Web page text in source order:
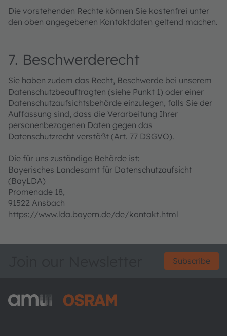
Die vorstehenden Rechte können Sie kostenfrei unter
den oben angegebenen Kontaktdaten geltend machen.
7. Beschwerderecht
Sie haben zudem das Recht, Beschwerde bei unserem
Datenschutzbeauftragten (siehe Punkt 1) oder einer
Datenschutzaufsichtsbehörde einzulegen, falls Sie der
Auffassung sind, dass die Verarbeitung Ihrer
personenbezogenen Daten gegen das
Datenschutzrecht verstößt (Art. 77 DSGVO).
Die für uns zuständige Behörde ist:
Bayerisches Landesamt für Datenschutzaufsicht
(BayLDA)
Promenade 18,
91522 Ansbach
https://www.lda.bayern.de/de/kontakt.html
Subscribe